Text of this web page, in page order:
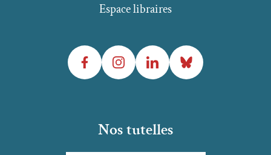
Espace libraires
FacebookInstagramLinkedInBluesky
Nos tutelles